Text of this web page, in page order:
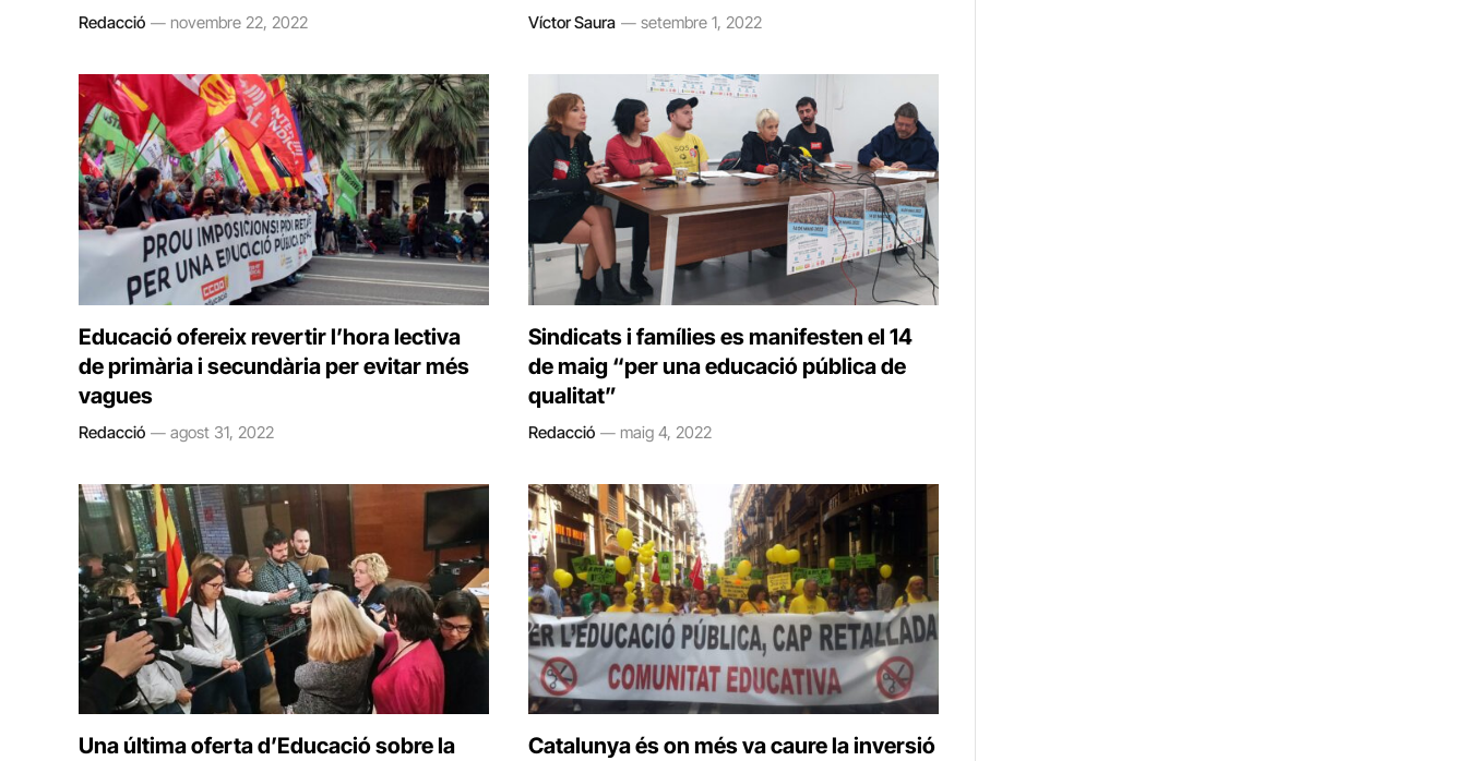
Redacció novembre 22, 2022 Víctor Saura setembre 1, 2022
Educació ofereix revertir l’hora lectiva
de primària i secundària per evitar més
vagues
Redacció agost 31, 2022
Sindicats i famílies es manifesten el 14
de maig “per una educació pública de
qualitat”
Redacció maig 4, 2022
Una última oferta d’Educació sobre la
Catalunya és on més va caure la inversió